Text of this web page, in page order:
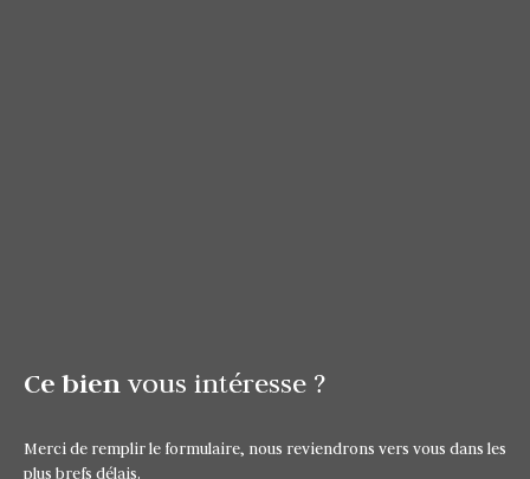
Ce bien vous intéresse ?
Merci de remplir le formulaire, nous reviendrons vers vous dans les
plus brefs délais.